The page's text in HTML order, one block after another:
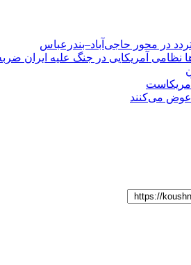
در محور حاجی‌آباد–بندرعباس
نظامی آمریکایی در جنگ علیه ایران
عوض می‌کنند